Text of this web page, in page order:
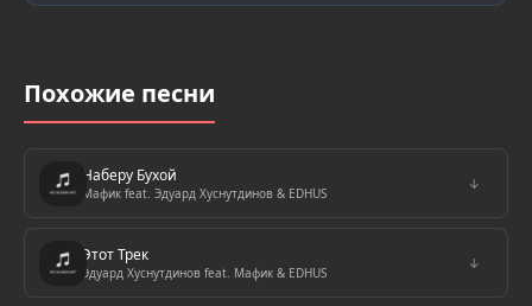
Похожие песни
Наберу Бухой
Мафик feat. Эдуард Хуснутдинов & EDHUS
↓
Этот Трек
Эдуард Хуснутдинов feat. Мафик & EDHUS
↓